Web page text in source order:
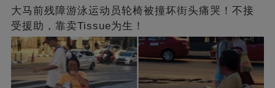
大马前残障游泳运动员轮椅被撞坏街头痛哭！不接
受援助，靠卖Tissue为生！